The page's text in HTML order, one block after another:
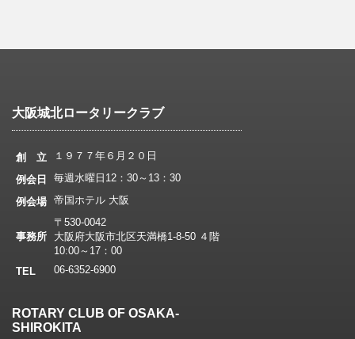
大阪城北ロータリークラブ
創 立
１９７７年６月２０日
例会日
毎週水曜日12：30～13：30
例会場 帝国ホテル 大阪
事務所
〒530-0042
大阪府大阪市北区天満橋1-8-50 ４階
10:00～17：00
TEL
06-6352-6900
ROTARY CLUB OF OSAKA-
SHIROKITA